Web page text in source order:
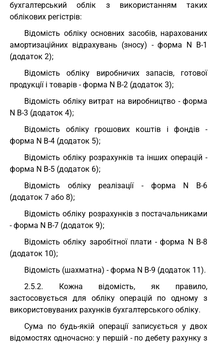
бухгалтерський облік з використанням таких
облікових регістрів:
Відомість обліку основних засобів, нарахованих
амортизаційних відрахувань (зносу) - форма N В-1
(додаток 2);
Відомість обліку виробничих запасів, готової
продукції і товарів - форма N В-2 (додаток 3);
Відомість обліку витрат на виробництво - форма
N В-3 (додаток 4);
Відомість обліку грошових коштів і фондів -
форма N В-4 (додаток 5);
Відомість обліку розрахунків та інших операцій -
форма N В-5 (додаток 6);
Відомість обліку реалізації - форма N В-6
(додаток 7 або 8);
Відомість обліку розрахунків з постачальниками
- форма N В-7 (додаток 9);
Відомість обліку заробітної плати - форма N В-8
(додаток 10);
Відомість (шахматна) - форма N В-9 (додаток 11).
2.5.2. Кожна відомість, як правило,
застосовується для обліку операцій по одному з
використовуваних рахунків бухгалтерського обліку.
Сума по будь-якій операції записується у двох
відомостях одночасно: у першій - по дебету рахунку з